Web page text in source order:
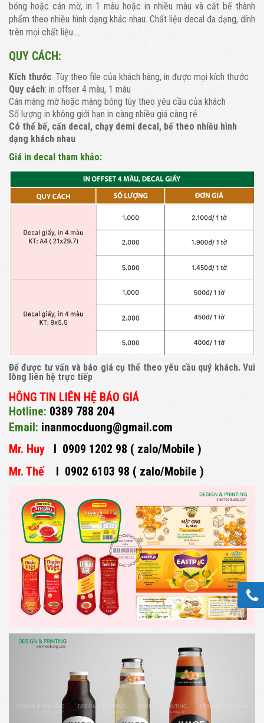
bóng hoặc cán mờ, in 1 màu hoặc in nhiều màu và cắt bế thành
phẩm theo nhiều hình dạng khác nhau. Chất liệu decal đa dạng, dính
trên mọi chất liệu....
QUY CÁCH:
Kích thước: Tùy theo file của khách hàng, in được mọi kích thước
Quy cách: in offser 4 màu, 1 màu
Cán màng mờ hoặc màng bóng tùy theo yêu cầu của khách
Số lượng in không giới hạn in càng nhiều giá càng rẻ
Có thể bế, cấn decal, chạy demi decal, bế theo nhiều hình
dạng khách nhau
Giá in decal tham khảo:
Để được tư vấn và báo giá cụ thể theo yêu cầu quý khách. Vui
lòng liên hệ trực tíếp
HÔNG TIN LIÊN HỆ BÁO GIÁ
Hotline: 0389 788 204
Email: inanmocduong@gmail.com
Mr. Huy
I 0909 1202 98 ( zalo/Mobile )
Mr. Thế
I 0902 6103 98 ( zalo/Mobile )